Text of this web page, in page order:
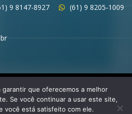
9 8147-8927 (61) 9 8205-1009
garantir que oferecemos a melhor
Se você continuar a usar este site,
você está satisfeito com ele.